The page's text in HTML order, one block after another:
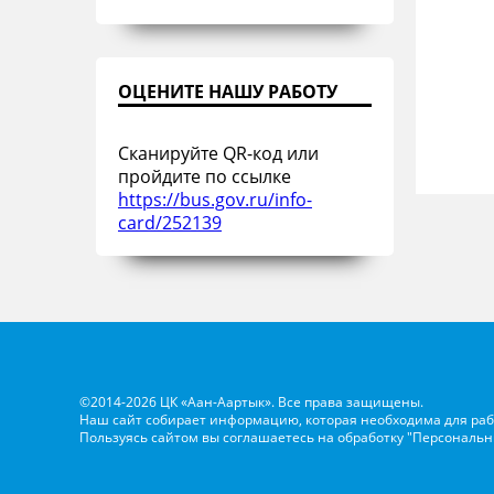
ОЦЕНИТЕ НАШУ РАБОТУ
Сканируйте QR-код или
пройдите по ссылке
https://bus.gov.ru/info-
card/252139
©2014-2026 ЦК «Аан-Аартык». Все права защищены.
Наш сайт собирает информацию, которая необходима для
Пользуясь сайтом вы соглашаетесь на обработку